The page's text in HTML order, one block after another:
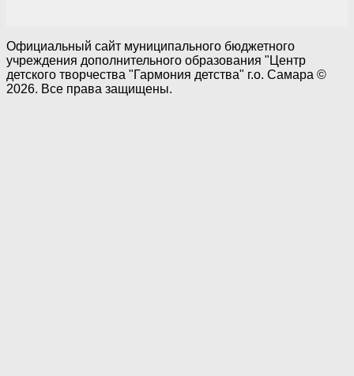
Официальный сайт муниципального бюджетного
учреждения дополнительного образования "Центр
детского творчества "Гармония детства" г.о. Самара ©
2026. Все права защищены.